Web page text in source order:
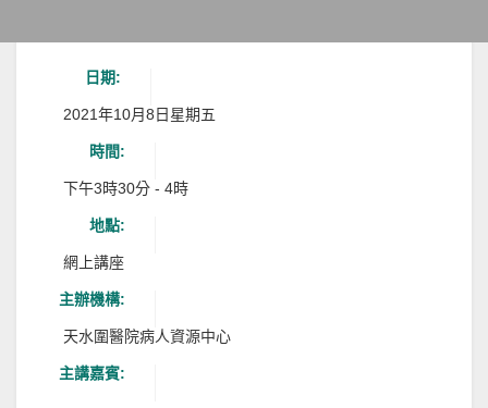
日期:
2021年10月8日星期五
時間:
下午3時30分 - 4時
地點:
網上講座
主辦機構:
天水圍醫院病人資源中心
主講嘉賓: